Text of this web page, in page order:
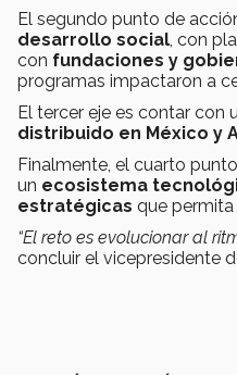
El segundo punto de
desarrollo social, con
con fundaciones y
programas impactaron a
El tercer eje es contar con
distribuido en México y
Finalmente, el cuarto
un ecosistema
estratégicas que permita
“El reto es evolucionar al
concluir el vicepresidente